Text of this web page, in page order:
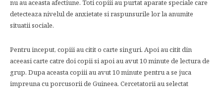
nu au aceasta afectiune. Toti copiii au purtat aparate speciale care
detecteaza nivelul de anxietate si raspunsurile lor la anumite
situatii sociale.
Pentru inceput, copiii au citit o carte singuri. Apoi au citit din
aceeasi carte catre doi copii si apoi au avut 10 minute de lectura de
grup. Dupa aceasta copiii au avut 10 minute pentru a se juca
impreuna cu porcusorii de Guineea. Cercetatorii au selectat